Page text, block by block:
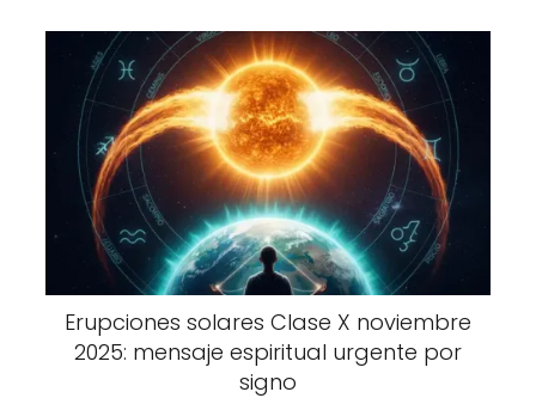
Erupciones solares Clase X noviembre
2025: mensaje espiritual urgente por
signo